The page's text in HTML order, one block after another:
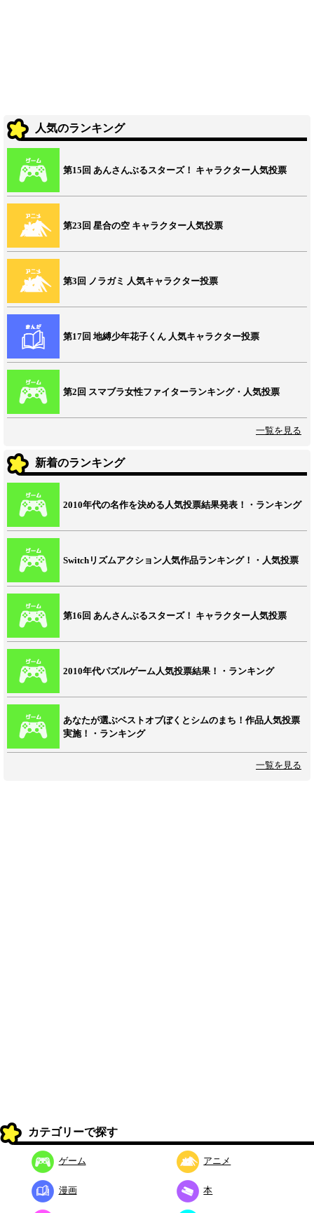
人気のランキング
第15回 あんさんぶるスターズ！ キャラクター人気投票
第23回 星合の空 キャラクター人気投票
第3回 ノラガミ 人気キャラクター投票
第17回 地縛少年花子くん 人気キャラクター投票
第2回 スマブラ女性ファイターランキング・人気投票
一覧を見る
新着のランキング
2010年代の名作を決める人気投票結果発表！・ランキング
Switchリズムアクション人気作品ランキング！・人気投票
第16回 あんさんぶるスターズ！ キャラクター人気投票
2010年代パズルゲーム人気投票結果！・ランキング
あなたが選ぶベストオブぼくとシムのまち！作品人気投票
実施！・ランキング
一覧を見る
カテゴリーで探す
ゲーム アニメ
漫画 本